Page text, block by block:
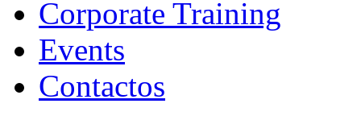
Corporate Training
Events
Contactos